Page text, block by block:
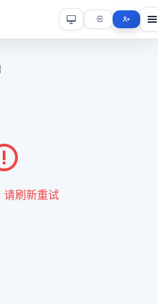
请刷新重试